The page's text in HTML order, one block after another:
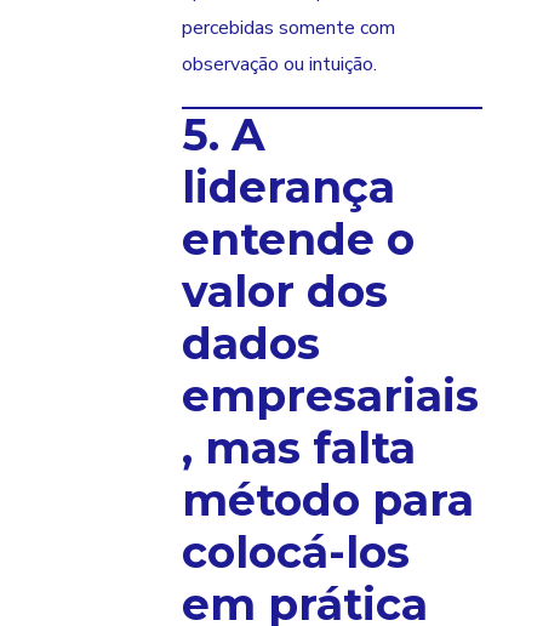
percebidas somente com
observação ou intuição.
5. A
liderança
entende o
valor dos
dados
empresariais
, mas falta
método para
colocá-los
em prática